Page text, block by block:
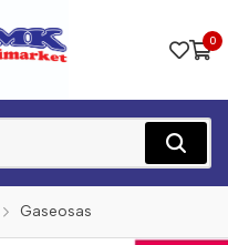
0
Gaseosas